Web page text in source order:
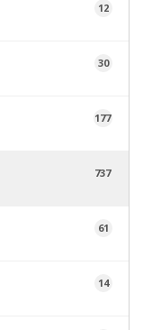
12
30
177
737
61
14